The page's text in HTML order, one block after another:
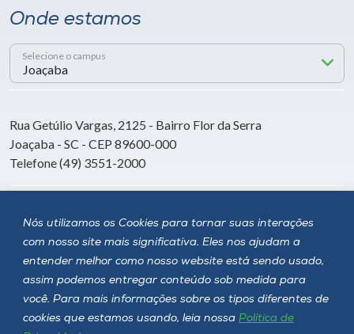
Nós utilizamos os Cookies para tornar suas interações
com nosso site mais significativa. Eles nos ajudam a
entender melhor como nosso website está sendo usado,
assim podemos entregar conteúdo sob medida para
você. Para mais informações sobre os tipos diferentes de
cookies que estamos usando, leia nossa Política de
Onde estamos
Selecione o campus
Rua Getúlio Vargas, 2125 - Bairro Flor da Serra
Joaçaba - SC - CEP 89600-000
Telefone (49) 3551-2000
Siga a Unoesc